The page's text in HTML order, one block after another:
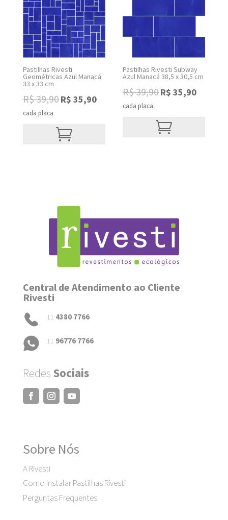
Pastilhas Rivesti
Geométricas Azul Manacá
33 x 33 cm
R$39,90 Original
R$ 39,90.
R$ 35,90Current
cada placa
Pastilhas Rivesti Subway
Azul Manacá 38,5 x 30,5 cm
R$39,90 Original
R$ 39,90.
R$ 35,90
cada placa
Central de Atendimento ao Cliente
Rivesti
11 4380 7766
11 96776 7766
Redes Sociais
Sobre Nós
A Rivesti
Como Instalar Pastilhas Rivesti
Perguntas Frequentes